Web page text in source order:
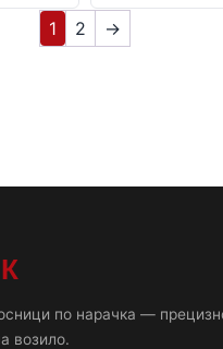
1 2 →
по нарачка —
возило.